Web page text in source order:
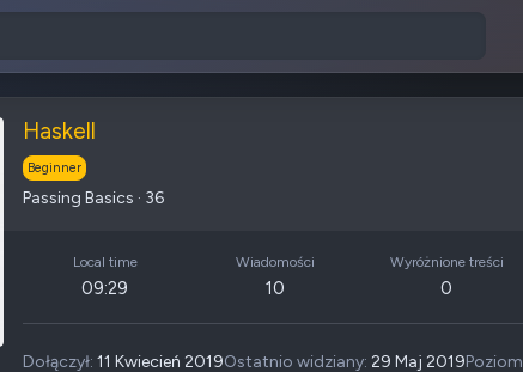
Haskell
Beginner
Passing Basics · 36
Local time
09:29
Wiadomości
10
Wyróżnione treści
0
Dołączył 11 Kwiecień 2019Ostatnio widziany 29 Maj 2019Poziom